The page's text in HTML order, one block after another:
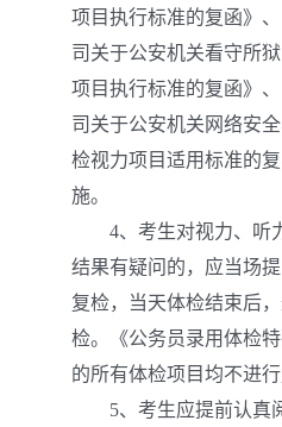
项目执行标准的复函》
司关于公安机关看守所
项目执行标准的复函》
司关于公安机关网络安
检视力项目适用标准的
施。
4、考生对视力、听
结果有疑问的，应当场
复检，当天体检结束后
检。《公务员录用体检
的所有体检项目均不进行
5、考生应提前认真